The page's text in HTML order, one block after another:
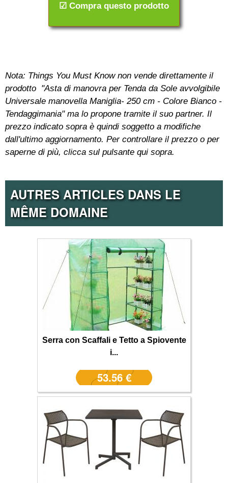
☑ Compra questo prodotto
Nota: Things You Must Know non vende direttamente il
prodotto "Asta di manovra per Tenda da Sole avvolgibile
Universale manovella Maniglia- 250 cm - Colore Bianco -
Tendaggimania" ma lo propone tramite il suo partner. Il
prezzo indicato sopra è quindi soggetto a modifiche
dall'ultimo aggiornamento. Per controllare il prezzo o per
saperne di più, clicca sul pulsante qui sopra.
AUTRES ARTICLES DANS LE
MÊME DOMAINE
Serra con Scaffali e Tetto a Spiovente
i...
53.56 €